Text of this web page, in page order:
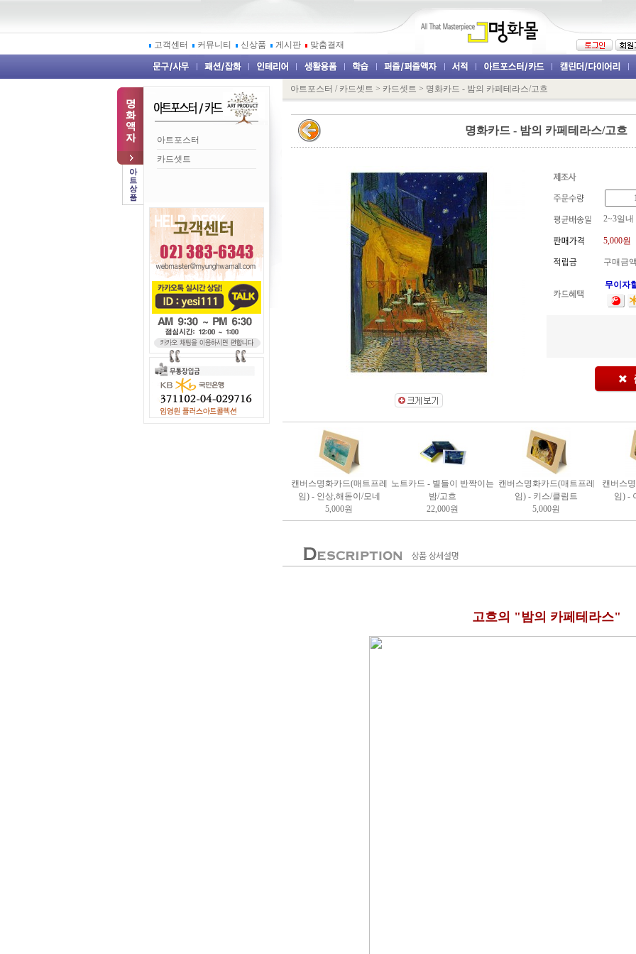
고객센터 커뮤니티 신상품 게시판 맞춤결재
아트포스터
카드셋트
아트포스터 / 카드셋트 > 카드셋트 > 명화카드 - 밤의 카페테라스/고흐
명화카드 - 밤의 카페테라스/고흐
2~3일
5,000원
구매금
무이자
캔버스명화카드(매트프레
임) - 인상,해돋이/모네
노트카드 - 별들이 반짝이는
밤/고흐
캔버스명화카드(매트프레
임) - 키스/클림트
캔버스
임) -
5,000원 22,000원 5,000원
고흐의 "밤의 카페테라스"